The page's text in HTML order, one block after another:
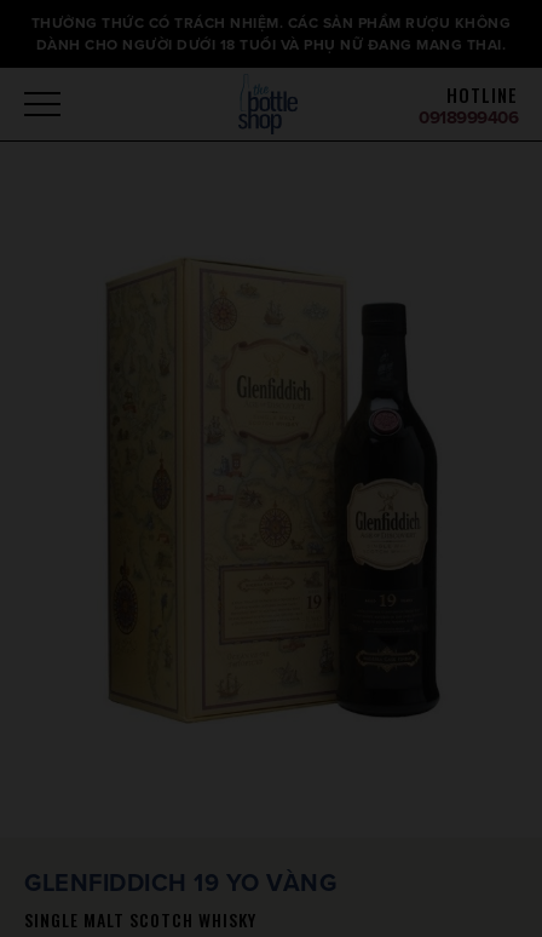
THƯỞNG THỨC CÓ TRÁCH NHIỆM. CÁC SẢN PHẨM RƯỢU KHÔNG
DÀNH CHO NGƯỜI DƯỚI 18 TUỔI VÀ PHỤ NỮ ĐANG MANG THAI.
HOTLINE
0918999406
GLENFIDDICH 19 YO VÀNG
SINGLE MALT SCOTCH WHISKY